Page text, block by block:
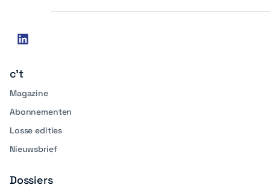
Social
linkedin
c't
Magazine
Abonnementen
Losse edities
Nieuwsbrief
Dossiers